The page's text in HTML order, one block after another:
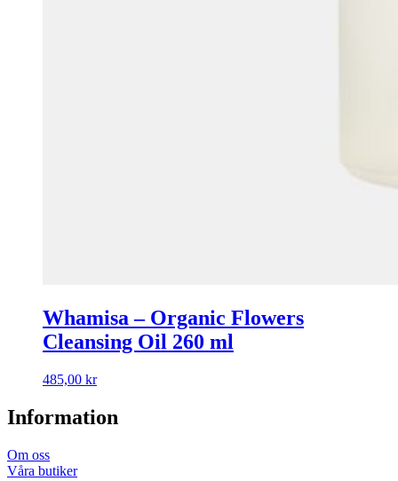
Whamisa – Organic Flowers
Cleansing Oil 260 ml
485,00 kr
Information
Om oss
Våra butiker